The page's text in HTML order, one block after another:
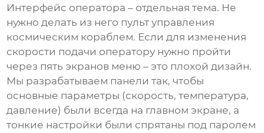
Интерфейс оператора – отдельная тема. Не
нужно делать из него пульт управления
космическим кораблем. Если для изменения
скорости подачи оператору нужно пройти
через пять экранов меню – это плохой дизайн.
Мы разрабатываем панели так, чтобы
основные параметры (скорость, температура,
давление) были всегда на главном экране, а
тонкие настройки были спрятаны под паролем